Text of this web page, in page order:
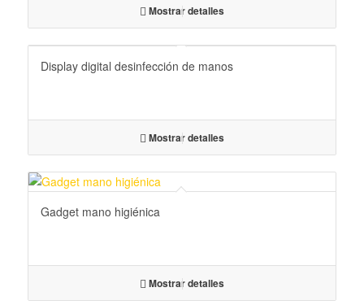
Mostrar detalles
Display digital desinfección de manos
Mostrar detalles
Gadget mano higiénica
Mostrar detalles